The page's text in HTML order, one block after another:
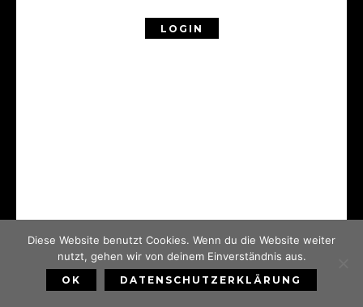
Diese Website benutzt Cookies. Wenn du die Website weiter
nutzt, gehen wir von deinem Einverständnis aus.
OK DATENSCHUTZERKLÄRUNG